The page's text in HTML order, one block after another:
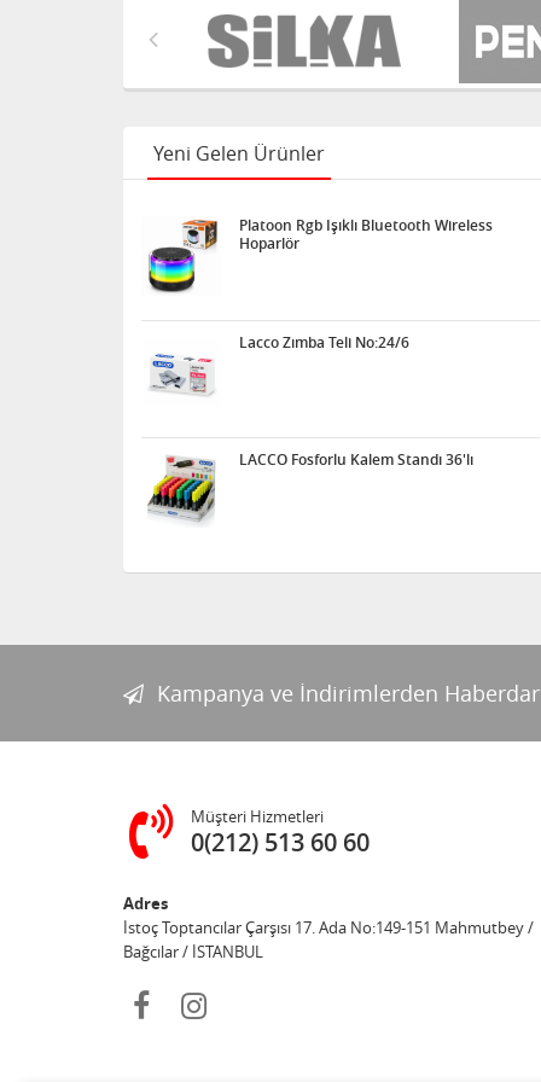
Yeni Gelen Ürünler
Platoon Rgb Işıklı Bluetooth Wireless
Hoparlör
Lacco Zımba Teli No:24/6
LACCO Fosforlu Kalem Standı 36'lı
Kampanya ve İndirimlerden
Müşteri Hizmetleri
0(212) 513 60 60
Adres
İstoç Toptancılar Çarşısı 17. Ada No:149-151 Mahmutbey /
Bağcılar / İSTANBUL